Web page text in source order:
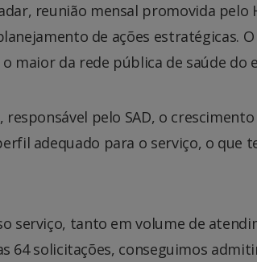
reunião mensal promovida pelo
de ações estratégicas.
maior da rede pública de saúde do
responsável pelo SAD, o
adequado para o serviço, o que
serviço, tanto em volume de
64 solicitações, conseguimos